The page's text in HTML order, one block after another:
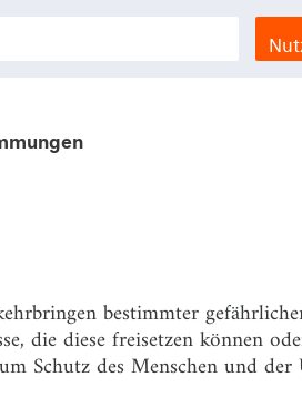
bestimmter
die diese freisetzen können
Schutz des Menschen und